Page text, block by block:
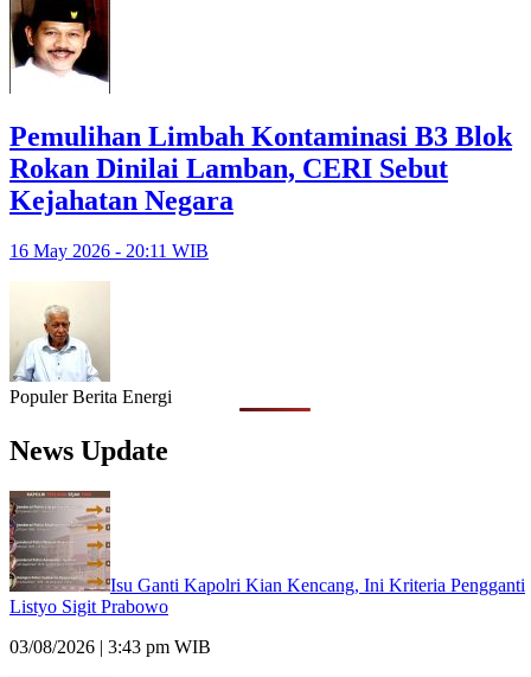
Pemulihan Limbah Kontaminasi B3 Blok
Rokan Dinilai Lamban, CERI Sebut
Kejahatan Negara
16 May 2026 - 20:11 WIB
Populer Berita Energi
News Update
Isu Ganti Kapolri Kian Kencang, Ini Kriteria Pengganti
Listyo Sigit Prabowo
03/08/2026 | 3:43 pm WIB